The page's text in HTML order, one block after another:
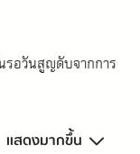
รอวันสูญดับจากการ
อนแออย่างถึงที่สุด
แสดงมากขึ้น